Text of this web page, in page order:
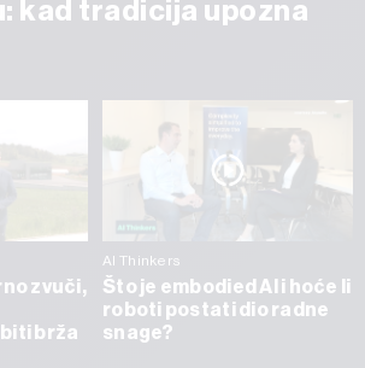
kad tradicija upozna
zvuči,
brža
AI Thinkers
Što je embodied AI i hoće li
roboti postati dio radne
snage?